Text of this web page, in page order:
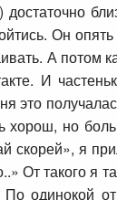
Он
А потом
И
это
хорош, но
скорей», я
От такого я
одинокой